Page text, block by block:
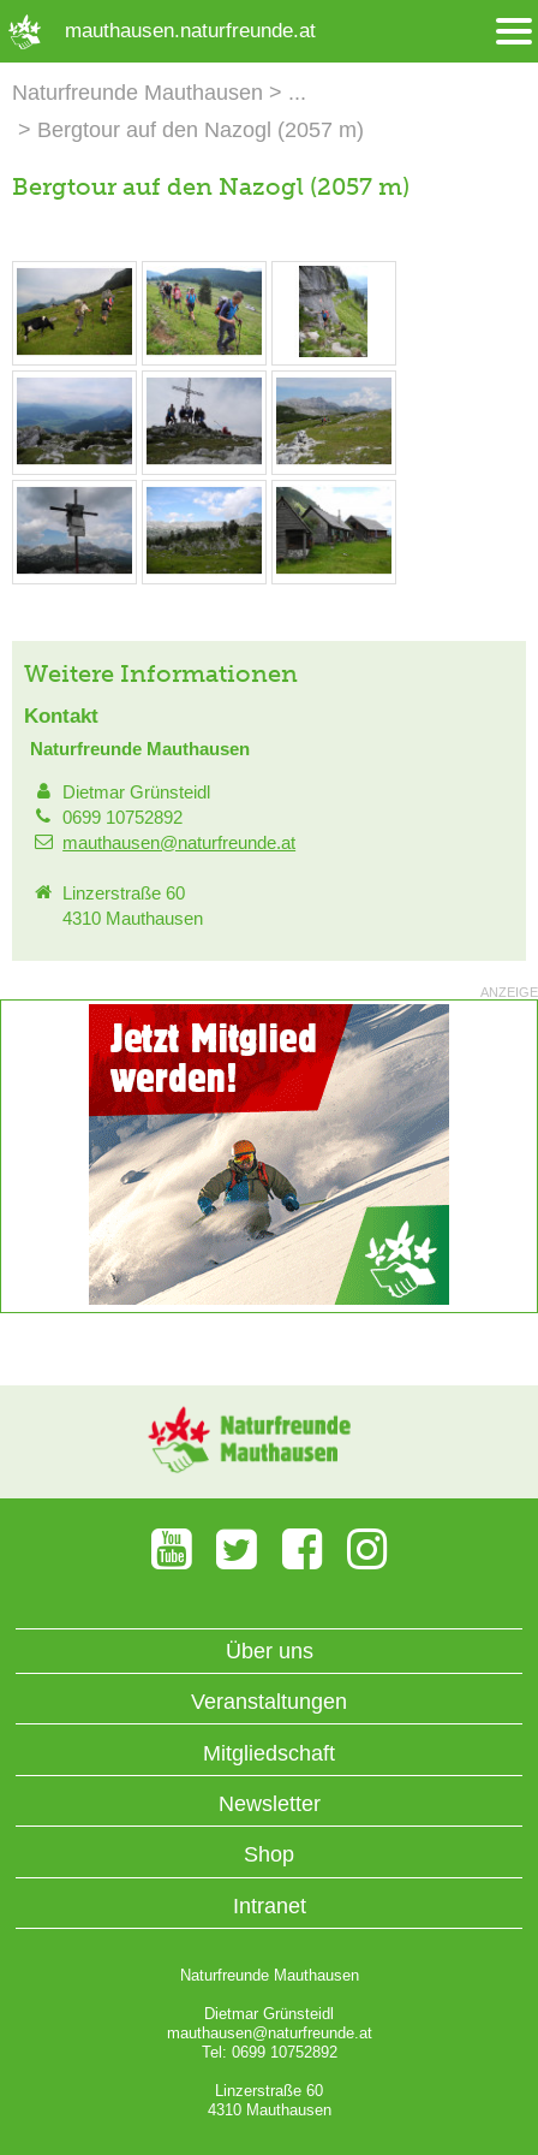
mauthausen.naturfreunde.at
Naturfreunde Mauthausen
Bergtour auf den Nazogl (2057 m)
Bergtour auf den Nazogl (2057 m)
Weitere Informationen
Kontakt
Naturfreunde Mauthausen
Dietmar Grünsteidl
0699 10752892
mauthausen@naturfreunde.at
Linzerstraße 60
4310 Mauthausen
ANZEIGE
Über uns
Veranstaltungen
Mitgliedschaft
Newsletter
Shop
Intranet
Naturfreunde Mauthausen
Dietmar Grünsteidl
mauthausen@naturfreunde.at
Tel: 0699 10752892
Linzerstraße 60
4310 Mauthausen